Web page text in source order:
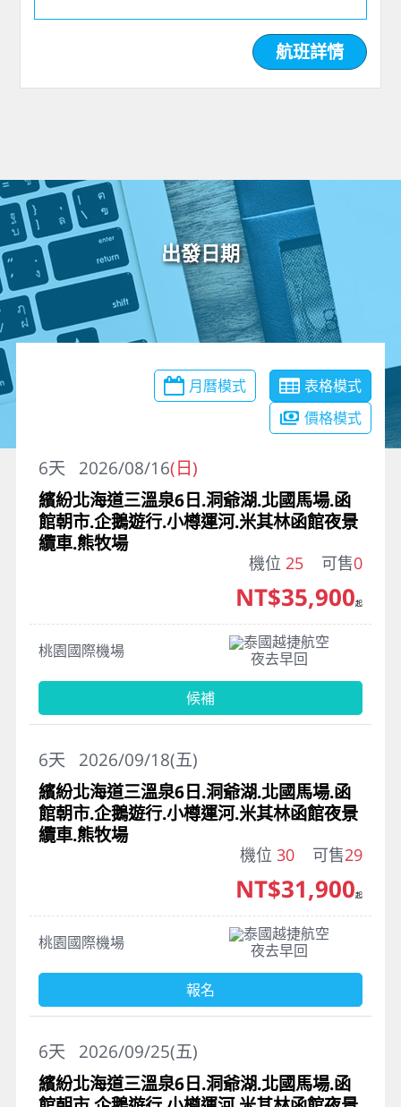
航班詳情
出發日期
月曆模式
表格模式
價格模式
2026/08/16(日)
6天
繽紛北海道三溫泉6日.洞爺湖.北國馬場.函
館朝市.企鵝遊行.小樽運河.米其林函館夜景
纜車.熊牧場
機位 25 可售0
桃園國際機場
泰國越捷航空
夜去早回
NT$35,900起
候補
2026/09/18(五)
6天
繽紛北海道三溫泉6日.洞爺湖.北國馬場.函
館朝市.企鵝遊行.小樽運河.米其林函館夜景
纜車.熊牧場
機位 30 可售29
桃園國際機場
泰國越捷航空
夜去早回
NT$31,900起
報名
2026/09/25(五)
6天
繽紛北海道三溫泉6日.洞爺湖.北國馬場.函